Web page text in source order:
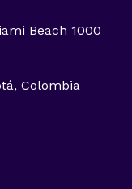
Beach 1000
Colombia